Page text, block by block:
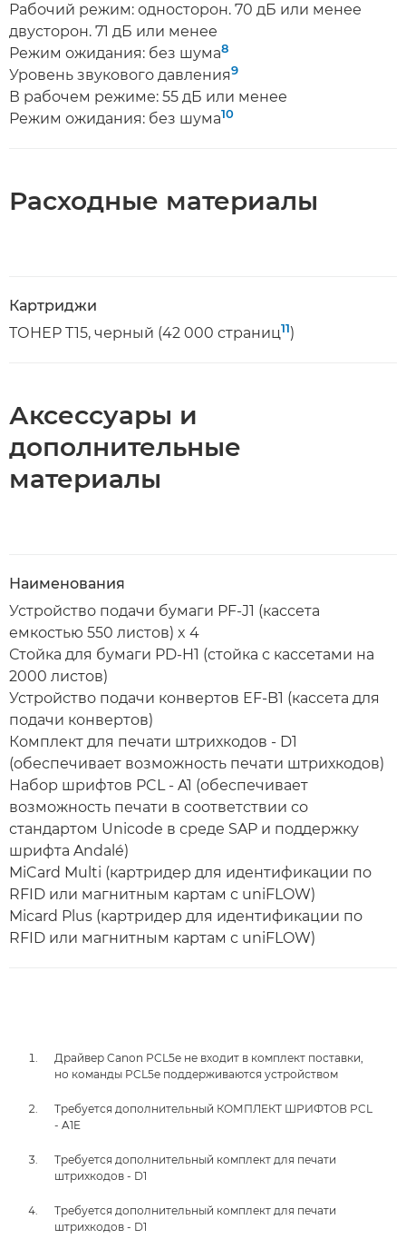
Рабочий режим: односторон. 70 дБ или менее
двусторон. 71 дБ или менее
Режим ожидания: без шума8
Уровень звукового давления9
В рабочем режиме: 55 дБ или менее
Режим ожидания: без шума10
Расходные материалы
Картриджи
ТОНЕР T15, черный (42 000 страниц11)
Аксессуары и
дополнительные
материалы
Наименования
Устройство подачи бумаги PF-J1 (кассета
емкостью 550 листов) x 4
Стойка для бумаги PD-H1 (стойка с кассетами на
2000 листов)
Устройство подачи конвертов EF-B1 (кассета для
подачи конвертов)
Комплект для печати штрихкодов - D1
(обеспечивает возможность печати штрихкодов)
Набор шрифтов PCL - A1 (обеспечивает
возможность печати в соответствии со
стандартом Unicode в среде SAP и поддержку
шрифта Andalé)
MiCard Multi (картридер для идентификации по
RFID или магнитным картам с uniFLOW)
Micard Plus (картридер для идентификации по
RFID или магнитным картам с uniFLOW)
Драйвер Canon PCL5e не входит в комплект поставки,
но команды PCL5e поддерживаются устройством
Требуется дополнительный КОМПЛЕКТ ШРИФТОВ PCL
- A1E
Требуется дополнительный комплект для печати
штрихкодов - D1
Требуется дополнительный комплект для печати
штрихкодов - D1